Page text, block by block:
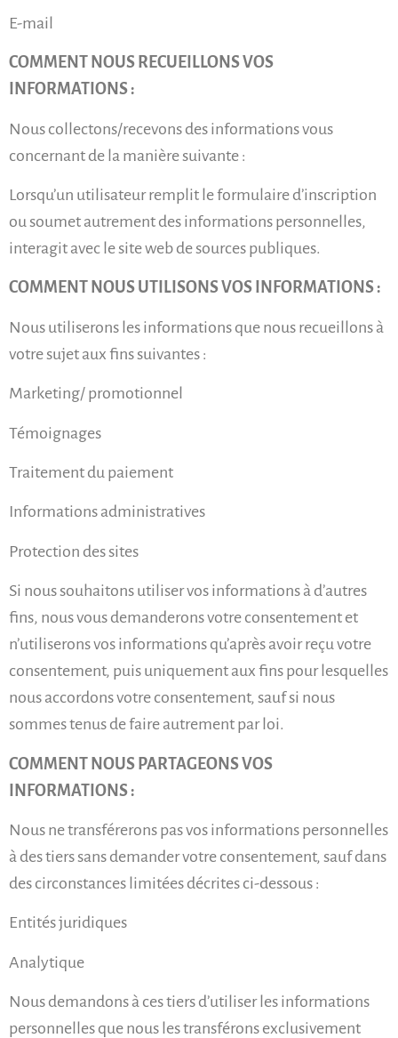
E-mail
COMMENT NOUS RECUEILLONS VOS
INFORMATIONS :
Nous collectons/recevons des informations vous
concernant de la manière suivante :
Lorsqu’un utilisateur remplit le formulaire d’inscription
ou soumet autrement des informations personnelles,
interagit avec le site web de sources publiques.
COMMENT NOUS UTILISONS VOS INFORMATIONS :
Nous utiliserons les informations que nous recueillons à
votre sujet aux fins suivantes :
Marketing/ promotionnel
Témoignages
Traitement du paiement
Informations administratives
Protection des sites
Si nous souhaitons utiliser vos informations à d’autres
fins, nous vous demanderons votre consentement et
n’utiliserons vos informations qu’après avoir reçu votre
consentement, puis uniquement aux fins pour lesquelles
nous accordons votre consentement, sauf si nous
sommes tenus de faire autrement par loi.
COMMENT NOUS PARTAGEONS VOS
INFORMATIONS :
Nous ne transférerons pas vos informations personnelles
à des tiers sans demander votre consentement, sauf dans
des circonstances limitées décrites ci-dessous :
Entités juridiques
Analytique
Nous demandons à ces tiers d’utiliser les informations
personnelles que nous les transférons exclusivement